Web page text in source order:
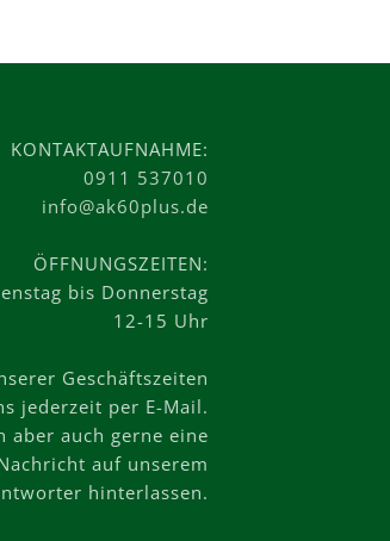
KONTAKTAUFNAHME:
0911 537010
info@ak60plus.de
ÖFFNUNGSZEITEN:
bis Donnerstag
12-15 Uhr
Geschäftszeiten
jederzeit per E-Mail.
aber auch gerne eine
auf unserem
hinterlassen.